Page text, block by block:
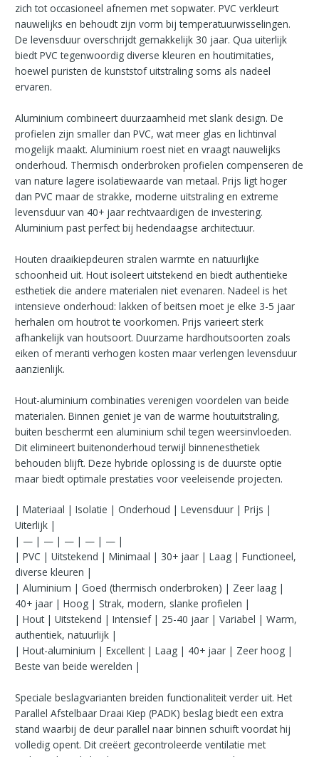
zich tot occasioneel afnemen met sopwater. PVC verkleurt
nauwelijks en behoudt zijn vorm bij temperatuurwisselingen.
De levensduur overschrijdt gemakkelijk 30 jaar. Qua uiterlijk
biedt PVC tegenwoordig diverse kleuren en houtimitaties,
hoewel puristen de kunststof uitstraling soms als nadeel
ervaren.
Aluminium combineert duurzaamheid met slank design. De
profielen zijn smaller dan PVC, wat meer glas en lichtinval
mogelijk maakt. Aluminium roest niet en vraagt nauwelijks
onderhoud. Thermisch onderbroken profielen compenseren de
van nature lagere isolatiewaarde van metaal. Prijs ligt hoger
dan PVC maar de strakke, moderne uitstraling en extreme
levensduur van 40+ jaar rechtvaardigen de investering.
Aluminium past perfect bij hedendaagse architectuur.
Houten draaikiepdeuren stralen warmte en natuurlijke
schoonheid uit. Hout isoleert uitstekend en biedt authentieke
esthetiek die andere materialen niet evenaren. Nadeel is het
intensieve onderhoud: lakken of beitsen moet je elke 3-5 jaar
herhalen om houtrot te voorkomen. Prijs varieert sterk
afhankelijk van houtsoort. Duurzame hardhoutsoorten zoals
eiken of meranti verhogen kosten maar verlengen levensduur
aanzienlijk.
Hout-aluminium combinaties verenigen voordelen van beide
materialen. Binnen geniet je van de warme houtuitstraling,
buiten beschermt een aluminium schil tegen weersinvloeden.
Dit elimineert buitenonderhoud terwijl binnenesthetiek
behouden blijft. Deze hybride oplossing is de duurste optie
maar biedt optimale prestaties voor veeleisende projecten.
| Materiaal | Isolatie | Onderhoud | Levensduur | Prijs |
Uiterlijk |
| — | — | — | — | — |
| PVC | Uitstekend | Minimaal | 30+ jaar | Laag | Functioneel,
diverse kleuren |
| Aluminium | Goed (thermisch onderbroken) | Zeer laag |
40+ jaar | Hoog | Strak, modern, slanke profielen |
| Hout | Uitstekend | Intensief | 25-40 jaar | Variabel | Warm,
authentiek, natuurlijk |
| Hout-aluminium | Excellent | Laag | 40+ jaar | Zeer hoog |
Beste van beide werelden |
Speciale beslagvarianten breiden functionaliteit verder uit. Het
Parallel Afstelbaar Draai Kiep (PADK) beslag biedt een extra
stand waarbij de deur parallel naar binnen schuift voordat hij
volledig opent. Dit creëert gecontroleerde ventilatie met